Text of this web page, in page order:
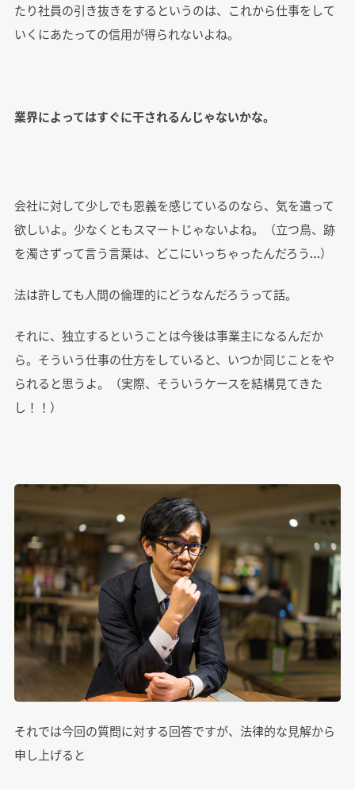
たり社員の引き抜きをするというのは、これから仕事をして
いくにあたっての信用が得られないよね。
業界によってはすぐに干されるんじゃないかな。
会社に対して少しでも恩義を感じているのなら、気を遣って
欲しいよ。少なくともスマートじゃないよね。（立つ鳥、跡
を濁さずって言う言葉は、どこにいっちゃったんだろう…）
法は許しても人間の倫理的にどうなんだろうって話。
それに、独立するということは今後は事業主になるんだか
ら。そういう仕事の仕方をしていると、いつか同じことをや
られると思うよ。（実際、そういうケースを結構見てきた
し！！）
それでは今回の質問に対する回答ですが、法律的な見解から
申し上げると